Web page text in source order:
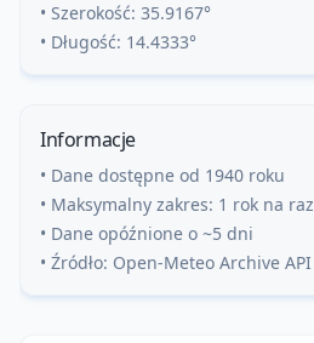
• Szerokość: 35.9167°
• Długość: 14.4333°
Informacje
• Dane dostępne od 1940 roku
• Maksymalny zakres: 1 rok na raz
• Dane opóźnione o ~5 dni
• Źródło: Open-Meteo Archive API